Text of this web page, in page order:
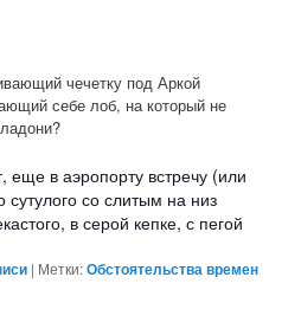
чечетку под Аркой
себе лоб, на который не
еще в аэропорту встречу (или
сутулого со слитым на низ
в серой кепке, с пегой
| Метки:Обстоятельства времен